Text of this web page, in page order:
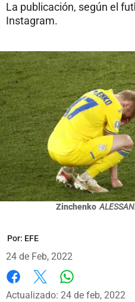
La publicación, según el
Instagram.
Zinchenko
Por: EFE
24 de Feb, 2022
Facebook
X
Actualizado: 24 de feb, 2022